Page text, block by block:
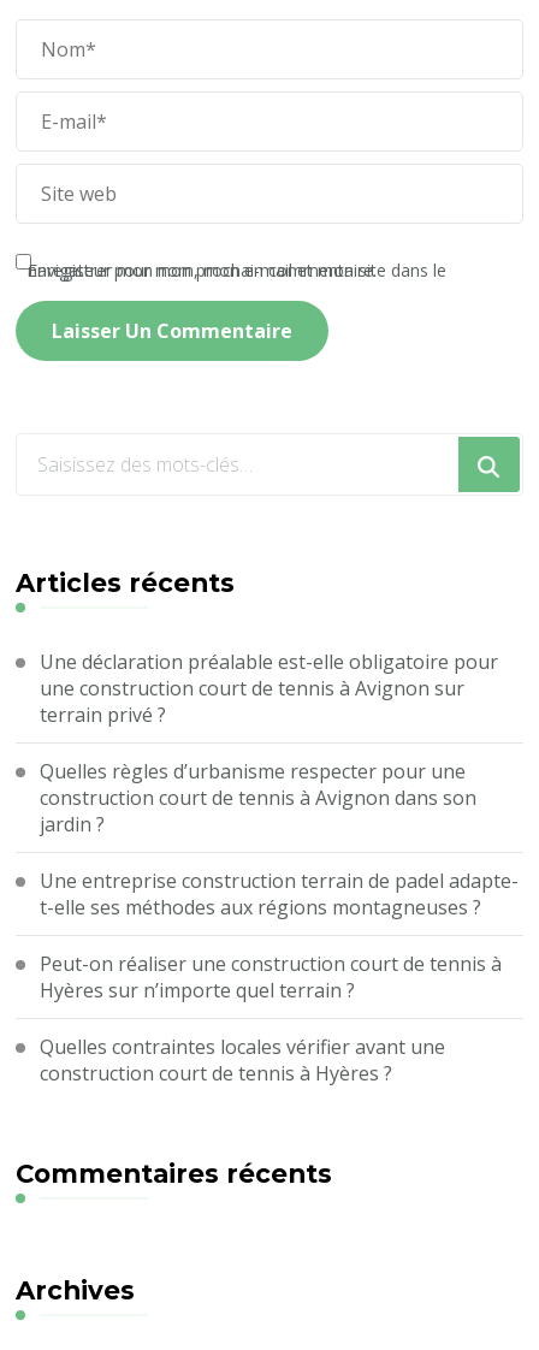
Enregistrer mon nom, mon e-mail et mon site dans le navigateur pour mon prochain commentaire.
?
Articles récents
Une déclaration préalable est-elle obligatoire pour
une construction court de tennis à Avignon sur
terrain privé ?
Quelles règles d’urbanisme respecter pour une
construction court de tennis à Avignon dans son
jardin ?
Une entreprise construction terrain de padel adapte-
t-elle ses méthodes aux régions montagneuses ?
Peut-on réaliser une construction court de tennis à
Hyères sur n’importe quel terrain ?
Quelles contraintes locales vérifier avant une
construction court de tennis à Hyères ?
Commentaires récents
Archives